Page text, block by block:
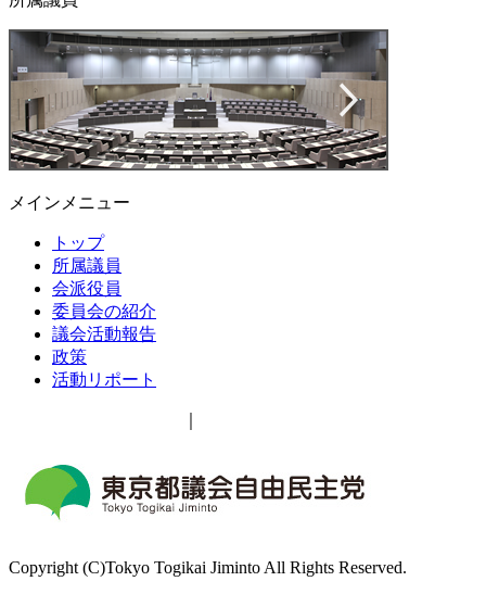
メインメニュー
トップ
所属議員
会派役員
委員会の紹介
議会活動報告
政策
活動リポート
Copyright (C)Tokyo Togikai Jiminto All Rights Reserved.